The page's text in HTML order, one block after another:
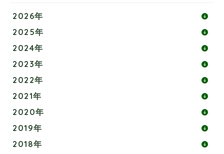
2026年
2025年
2024年
2023年
2022年
2021年
2020年
2019年
2018年